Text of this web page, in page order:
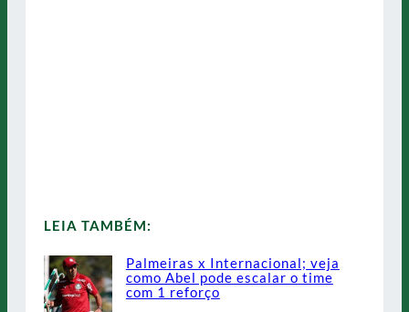
LEIA TAMBÉM:
Palmeiras x Internacional; veja
como Abel pode escalar o time
com 1 reforço